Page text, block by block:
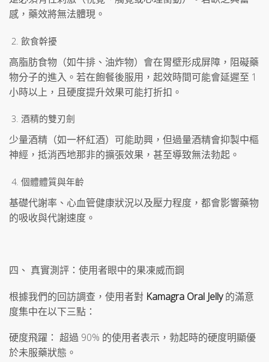
感，藥效將無法體現。
飲食幹擾
高脂肪食物（如牛排、油炸物）會在胃壁形成屏障，阻礙藥
物分子的進入。若在飽餐後服用，起效時間可能會延遲至 1
小時以上，且硬度提升效果可能打折扣。
酒精的雙刃劍
少量酒精（如一杯紅酒）可能助興，但過量酒精會抑製中樞
神經，抵消西地那非的擴張效果，甚至導致無法勃起。
個體體質與年齡
基礎代謝率、心血管健康狀況以及壓力程度，都會影響藥物
的吸收與代謝速度。
四、 真實測評：使用者眼中的果凍威而鋼
根據我們的回訪調查，使用者對 Kamagra Oral Jelly的滿意
度集中在以下三點：
硬度飛躍： 超過 90% 的使用者表示，勃起時的硬度明顯優
於未服藥狀態。